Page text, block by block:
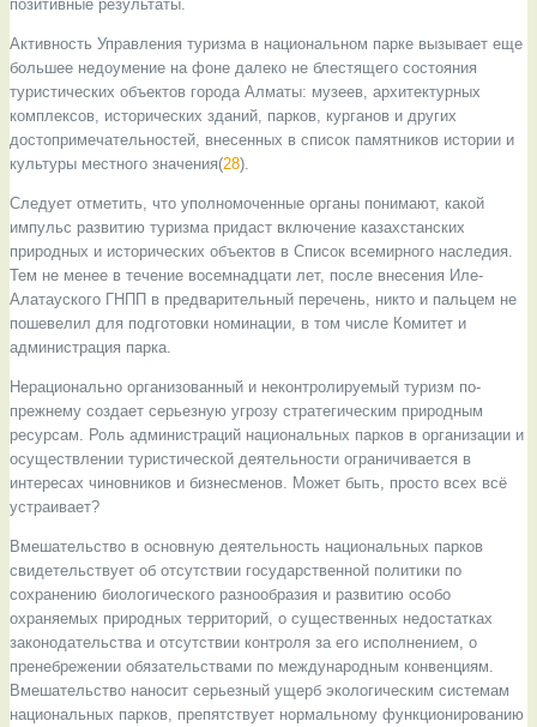
позитивные результаты.
Активность Управления туризма в национальном парке вызывает еще
большее недоумение на фоне далеко не блестящего состояния
туристических объектов города Алматы: музеев, архитектурных
комплексов, исторических зданий, парков, курганов и других
достопримечательностей, внесенных в список памятников истории и
культуры местного значения(28).
Следует отметить, что уполномоченные органы понимают, какой
импульс развитию туризма придаст включение казахстанских
природных и исторических объектов в Список всемирного наследия.
Тем не менее в течение восемнадцати лет, после внесения Иле-
Алатауского ГНПП в предварительный перечень, никто и пальцем не
пошевелил для подготовки номинации, в том числе Комитет и
администрация парка.
Нерационально организованный и неконтролируемый туризм по-
прежнему создает серьезную угрозу стратегическим природным
ресурсам. Роль администраций национальных парков в организации и
осуществлении туристической деятельности ограничивается в
интересах чиновников и бизнесменов. Может быть, просто всех всё
устраивает?
Вмешательство в основную деятельность национальных парков
свидетельствует об отсутствии государственной политики по
сохранению биологического разнообразия и развитию особо
охраняемых природных территорий, о существенных недостатках
законодательства и отсутствии контроля за его исполнением, о
пренебрежении обязательствами по международным конвенциям.
Вмешательство наносит серьезный ущерб экологическим системам
национальных парков, препятствует нормальному функционированию